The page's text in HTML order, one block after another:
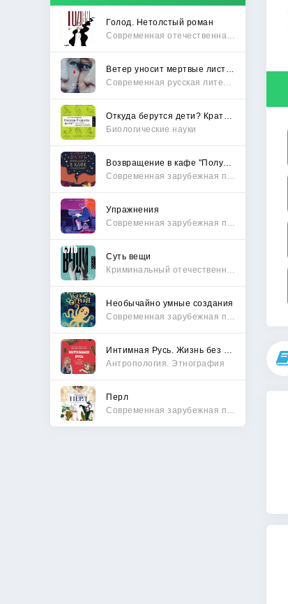
Голод. Нетолстый роман
Биологические науки
Упражнения
Суть вещи
Необычайно умные создания
Антропология. Этнография
Перл